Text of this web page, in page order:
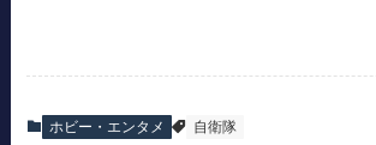
ホビー・エンタメ 自衛隊